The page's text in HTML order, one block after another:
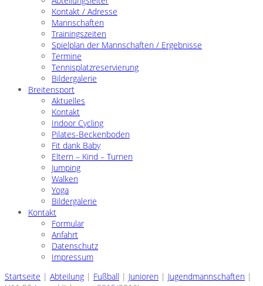
Kontakt / Adresse
Mannschaften
Trainingszeiten
Spielplan der Mannschaften / Ergebnisse
Termine
Tennisplatzreservierung
Bildergalerie
Breitensport
Aktuelles
Kontakt
Indoor Cycling
Pilates-Beckenboden
Fit dank Baby
Eltern – Kind – Turnen
Jumping
Walken
Yoga
Bildergalerie
Kontakt
Formular
Anfahrt
Datenschutz
Impressum
Startseite | Abteilung | Fußball | Junioren | Jugendmannschaften |